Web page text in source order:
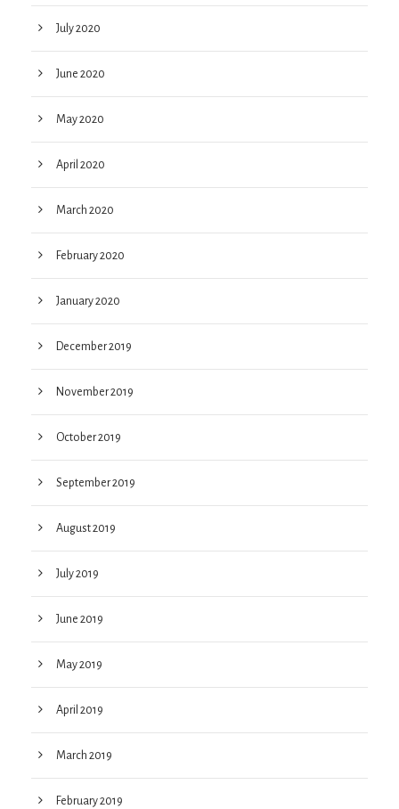
July 2020
June 2020
May 2020
April 2020
March 2020
February 2020
January 2020
December 2019
November 2019
October 2019
September 2019
August 2019
July 2019
June 2019
May 2019
April 2019
March 2019
February 2019